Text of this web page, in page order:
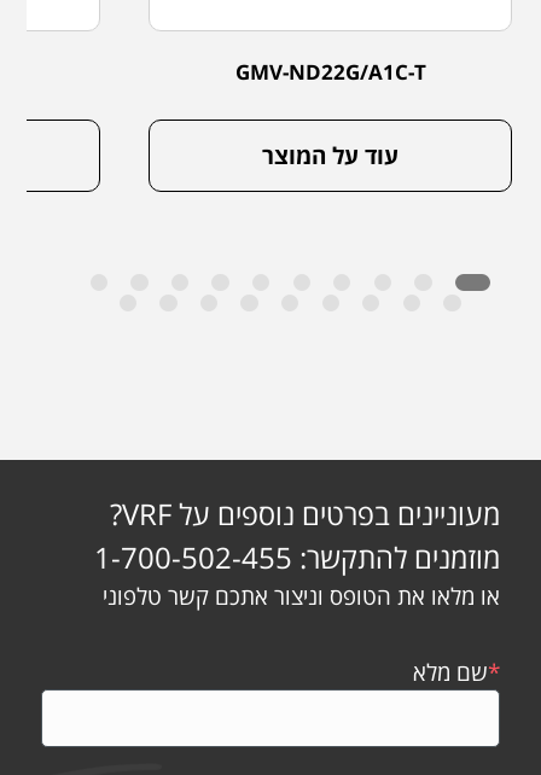
GMV-ND22G/A1C-T
עוד על המוצר
מעוניינים בפרטים נוספים על VRF?
מוזמנים להתקשר: 1-700-502-455
או מלאו את הטופס וניצור אתכם קשר טלפוני
*שם מלא